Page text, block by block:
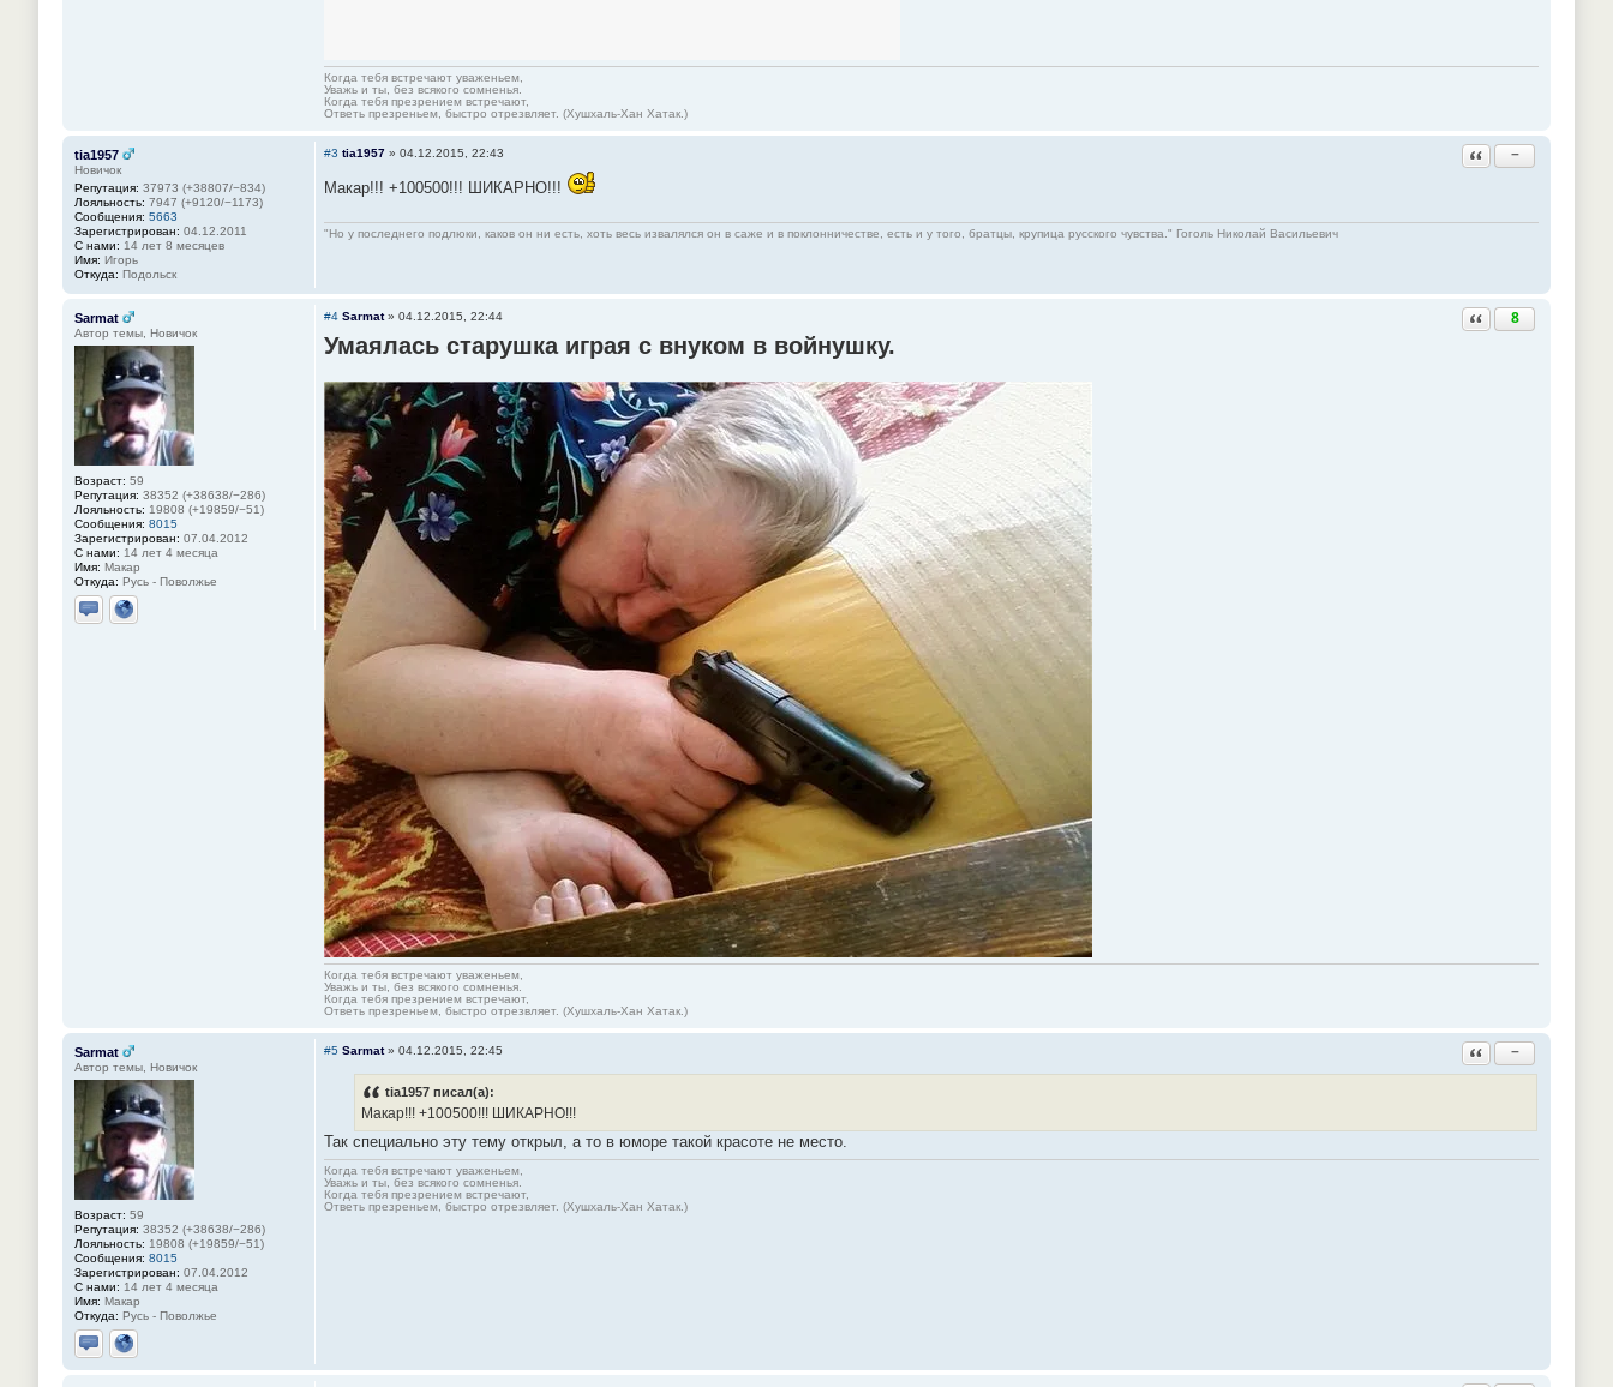
Когда тебя встречают уваженьем,
Уважь и ты, без всякого сомненья.
Когда тебя презрением встречают,
Ответь презреньем, быстро отрезвляет. (Хушхаль-Хан Хатак.)
tia1957
Новичок
Репутация: 37973 (+38807/−834)
Лояльность: 7947 (+9120/−1173)
Сообщения: 5663
Зарегистрирован: 04.12.2011
С нами: 14 лет 8 месяцев
Имя: Игорь
Откуда: Подольск
Ответить с цитатой
−
#3 tia1957 » 04.12.2015, 22:43
Макар!!! +100500!!! ШИКАРНО!!!
"Но у последнего подлюки, каков он ни есть, хоть весь извалялся он в саже и в поклонничестве, есть и у того, братцы, крупица русского чувства." Гоголь Николай Васильевич
Sarmat
Автор темы, Новичок
Возраст: 59
Репутация: 38352 (+38638/−286)
Лояльность: 19808 (+19859/−51)
Сообщения: 8015
Зарегистрирован: 07.04.2012
С нами: 14 лет 4 месяца
Имя: Макар
Откуда: Русь - Поволжье
Отправить личное сообщение
Сайт
Ответить с цитатой
8
#4 Sarmat» 04.12.2015, 22:44
Умаялась старушка играя с внуком в войнушку.
Когда тебя встречают уваженьем,
Уважь и ты, без всякого сомненья.
Когда тебя презрением встречают,
Ответь презреньем, быстро отрезвляет. (Хушхаль-Хан Хатак.)
Sarmat
Автор темы, Новичок
Возраст: 59
Репутация: 38352 (+38638/−286)
Лояльность: 19808 (+19859/−51)
Сообщения: 8015
Зарегистрирован: 07.04.2012
С нами: 14 лет 4 месяца
Имя: Макар
Откуда: Русь - Поволжье
Отправить личное сообщение
Сайт
Ответить с цитатой
−
#5 Sarmat» 04.12.2015, 22:45
tia1957 писал(а):
Макар!!! +100500!!! ШИКАРНО!!!
Так специально эту тему открыл, а то в юморе такой красоте не место.
Когда тебя встречают уваженьем,
Уважь и ты, без всякого сомненья.
Когда тебя презрением встречают,
Ответь презреньем, быстро отрезвляет. (Хушхаль-Хан Хатак.)